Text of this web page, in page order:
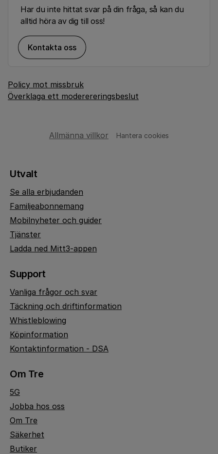
Har du inte hittat svar på din fråga, så kan du
alltid höra av dig till oss!
Kontakta oss
Policy mot missbruk
Överklaga ett moderereringsbeslut
Allmänna villkor Hantera cookies
Utvalt
Se alla erbjudanden
Familjeabonnemang
Mobilnyheter och guider
Tjänster
Ladda ned Mitt3-appen
Support
Vanliga frågor och svar
Täckning och driftinformation
Whistleblowing
Köpinformation
Kontaktinformation - DSA
Om Tre
5G
Jobba hos oss
Om Tre
Säkerhet
Butiker